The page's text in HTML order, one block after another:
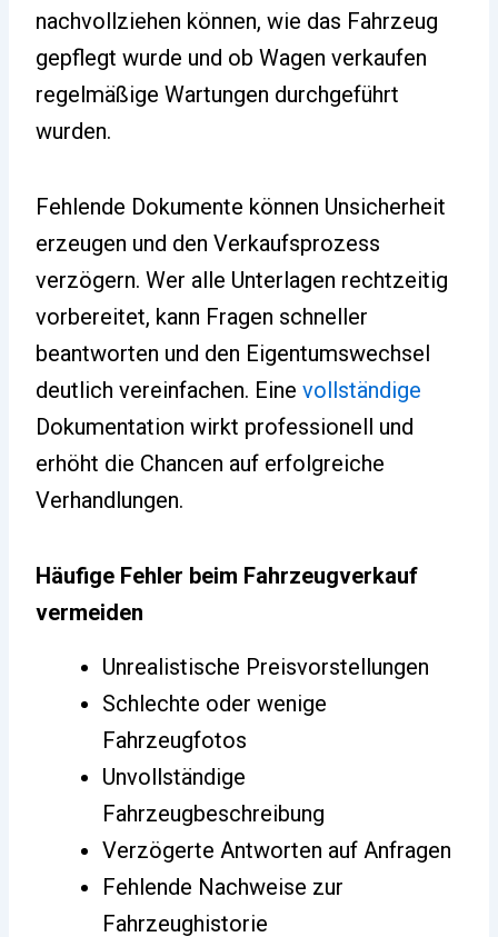
nachvollziehen können, wie das Fahrzeug
gepflegt wurde und ob Wagen verkaufen
regelmäßige Wartungen durchgeführt
wurden.
Fehlende Dokumente können Unsicherheit
erzeugen und den Verkaufsprozess
verzögern. Wer alle Unterlagen rechtzeitig
vorbereitet, kann Fragen schneller
beantworten und den Eigentumswechsel
deutlich vereinfachen. Einevollständige
Dokumentation wirkt professionell und
erhöht die Chancen auf erfolgreiche
Verhandlungen.
Häufige Fehler beim Fahrzeugverkauf
vermeiden
Unrealistische Preisvorstellungen
Schlechte oder wenige
Fahrzeugfotos
Unvollständige
Fahrzeugbeschreibung
Verzögerte Antworten auf Anfragen
Fehlende Nachweise zur
Fahrzeughistorie